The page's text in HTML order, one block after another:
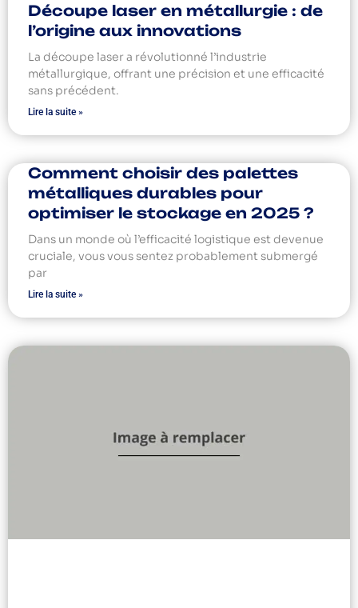
Découpe laser en métallurgie : de
l’origine aux innovations
La découpe laser a révolutionné l’industrie
métallurgique, offrant une précision et une efficacité
sans précédent.
Lire la suite »
Comment choisir des palettes
métalliques durables pour
optimiser le stockage en 2025 ?
Dans un monde où l’efficacité logistique est devenue
cruciale, vous vous sentez probablement submergé
par
Lire la suite »